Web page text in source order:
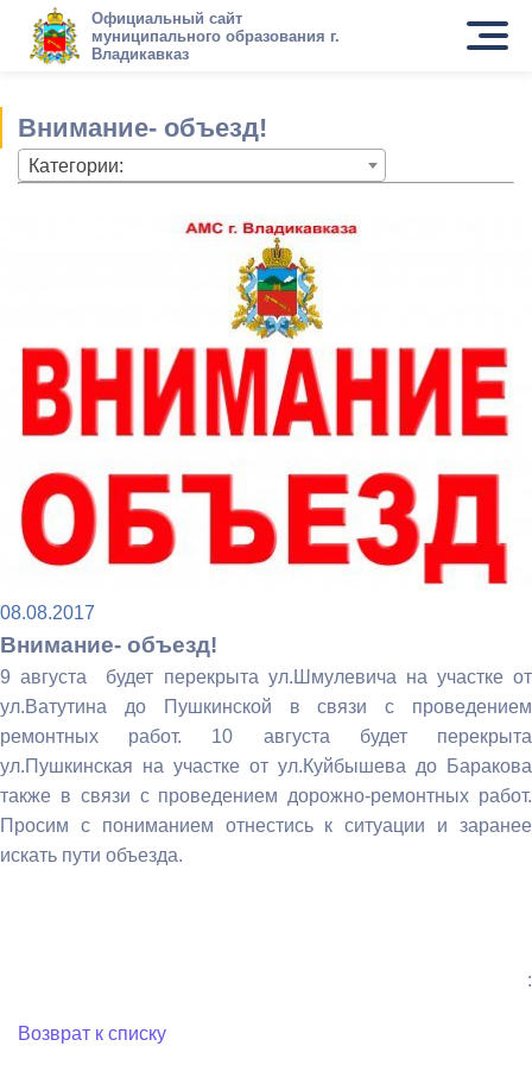
Официальный сайт
муниципального образования г.
Владикавказ
Внимание- объезд!
Категории:
08.08.2017
Внимание- объезд!
9 августа будет перекрыта ул.Шмулевича на участке от
ул.Ватутина до Пушкинской в связи с проведением
ремонтных работ. 10 августа будет перекрыта
ул.Пушкинская на участке от ул.Куйбышева до Баракова
также в связи с проведением дорожно-ремонтных работ.
Просим с пониманием отнестись к ситуации и заранее
искать пути объезда.
:
Возврат к списку